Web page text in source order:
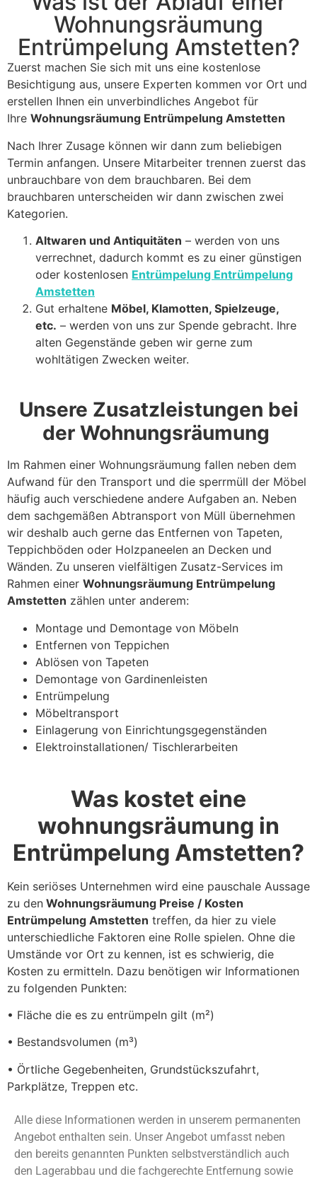
Wohnungsräumung
Entrümpelung Amstetten?
Zuerst machen Sie sich mit uns eine kostenlose
Besichtigung aus, unsere Experten kommen vor Ort und
erstellen Ihnen ein unverbindliches Angebot für
Ihre Wohnungsräumung Entrümpelung Amstetten
Nach Ihrer Zusage können wir dann zum beliebigen
Termin anfangen. Unsere Mitarbeiter trennen zuerst das
unbrauchbare von dem brauchbaren. Bei dem
brauchbaren unterscheiden wir dann zwischen zwei
Kategorien.
Altwaren und Antiquitäten – werden von uns
verrechnet, dadurch kommt es zu einer günstigen
oder kostenlosen Entrümpelung Entrümpelung
Amstetten
Gut erhaltene Möbel, Klamotten, Spielzeuge,
etc. – werden von uns zur Spende gebracht. Ihre
alten Gegenstände geben wir gerne zum
wohltätigen Zwecken weiter.
Unsere Zusatzleistungen bei
der Wohnungsräumung
Im Rahmen einer Wohnungsräumung fallen neben dem
Aufwand für den Transport und die sperrmüll der Möbel
häufig auch verschiedene andere Aufgaben an. Neben
dem sachgemäßen Abtransport von Müll übernehmen
wir deshalb auch gerne das Entfernen von Tapeten,
Teppichböden oder Holzpaneelen an Decken und
Wänden. Zu unseren vielfältigen Zusatz-Services im
Rahmen einer Wohnungsräumung Entrümpelung
Amstetten zählen unter anderem:
Montage und Demontage von Möbeln
Entfernen von Teppichen
Ablösen von Tapeten
Demontage von Gardinenleisten
Entrümpelung
Möbeltransport
Einlagerung von Einrichtungsgegenständen
Elektroinstallationen/ Tischlerarbeiten
Was kostet eine
wohnungsräumung in
Entrümpelung Amstetten?
Kein seriöses Unternehmen wird eine pauschale Aussage
zu den Wohnungsräumung Preise / Kosten
Entrümpelung Amstetten treffen, da hier zu viele
unterschiedliche Faktoren eine Rolle spielen. Ohne die
Umstände vor Ort zu kennen, ist es schwierig, die
Kosten zu ermitteln. Dazu benötigen wir Informationen
zu folgenden Punkten:
• Fläche die es zu entrümpeln gilt (m²)
• Bestandsvolumen (m³)
• Örtliche Gegebenheiten, Grundstückszufahrt,
Parkplätze, Treppen etc.
Alle diese Informationen werden in unserem permanenten
Angebot enthalten sein. Unser Angebot umfasst neben
den bereits genannten Punkten selbstverständlich auch
den Lagerabbau und die fachgerechte Entfernung sowie